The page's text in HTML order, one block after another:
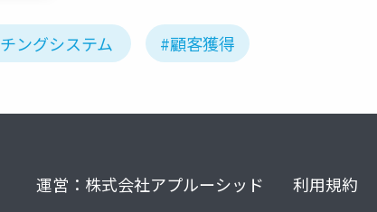
ングシステム #顧客獲得
運営：株式会社アプルーシッド 利用規約